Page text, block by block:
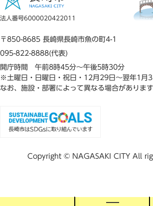
法人番号6000020422011
〒850-8685 長崎県長崎市魚の町4-1
095-822-8888(代表)
開庁時間 午前8時45分～午後5時30分
※土曜日・日曜日・祝日・12月29日～翌年1月3
なお、施設・部署によって異なる場合があります
Copyright © NAGASAKI CITY All